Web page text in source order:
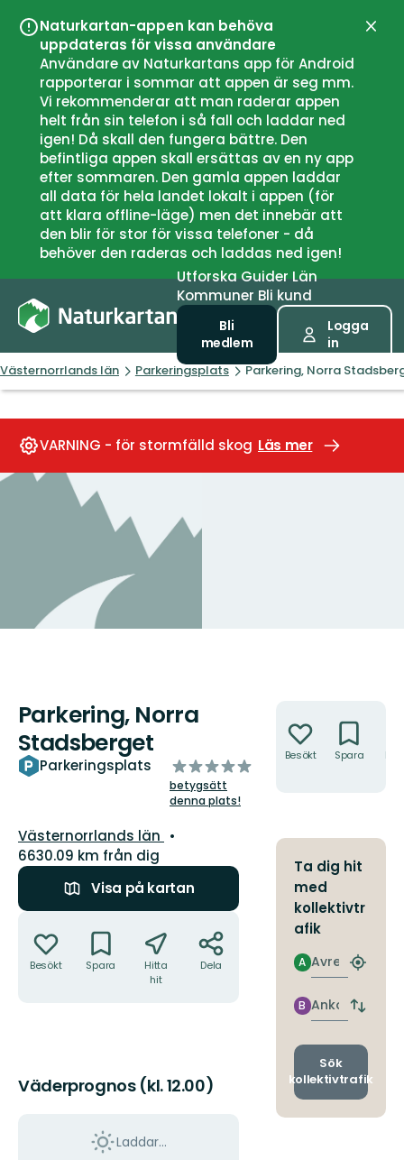
Naturkartan-appen kan behöva
uppdateras för vissa användare
Användare av Naturkartans app för Android
rapporterar i sommar att appen är seg mm.
Vi rekommenderar att man raderar appen
helt från sin telefon i så fall och laddar ned
igen! Då skall den fungera bättre. Den
befintliga appen skall ersättas av en ny app
efter sommaren. Den gamla appen laddar
all data för hela landet lokalt i appen (för
att klara offline-läge) men det innebär att
den blir för stor för vissa telefoner - då
behöver den raderas och laddas ned igen!
UtforskaGuiderLän
Kommuner Bli kund
Bli
medlem
Logga
in
Västernorrlands län Parkeringsplats Parkering, Norra
VARNING - för stormfälld skog Läs mer
Parkering, Norra
Stadsberget
Parkeringsplats
av
5
stjärnor
betygsätt
denna plats!
Län:
Västernorrlands län
6630.09 km från dig
Visa på kartan
Besökt Spara
Hitta
hit
Dela
Väderprognos (kl. 12.00)
Laddar...
Besökt Spara
Ta dig hit
med
kollektivtr
afik
Avresa
A
Hitta
Ankomst
B
Byt
och
Sök
kollektivtrafik